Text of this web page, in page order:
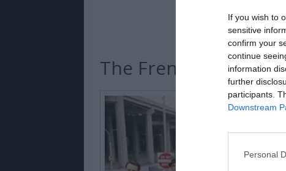
If you wish to
sensitive
confirm your
continue
information
further
participants.
Downstream
Personal
The French